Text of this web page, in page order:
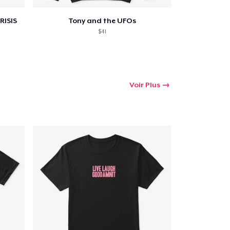
Tony and the UFOs
$41
Voir Plus